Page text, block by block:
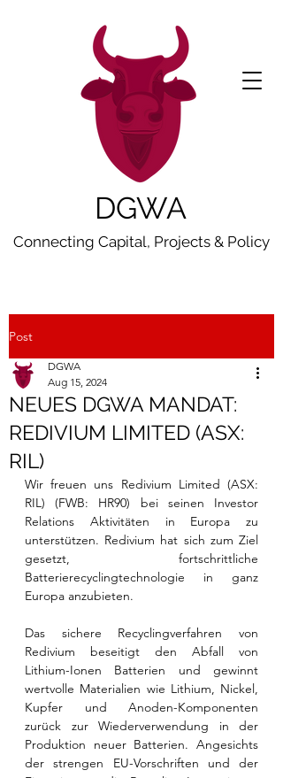
DGWA
Connecting Capital, Projects & Policy
Post
NEUES DGWA MANDAT:
REDIVIUM LIMITED (ASX:
RIL)
DGWA
Aug 15, 2024
Wir freuen uns Redivium Limited (ASX:
RIL) (FWB: HR90) bei seinen Investor
Relations Aktivitäten in Europa zu
unterstützen. Redivium hat sich zum Ziel
gesetzt, fortschrittliche
Batterierecyclingtechnologie in ganz
Europa anzubieten.
Das sichere Recyclingverfahren von
Redivium beseitigt den Abfall von
Lithium-Ionen Batterien und gewinnt
wertvolle Materialien wie Lithium, Nickel,
Kupfer und Anoden-Komponenten
zurück zur Wiederverwendung in der
Produktion neuer Batterien. Angesichts
der strengen EU-Vorschriften und der